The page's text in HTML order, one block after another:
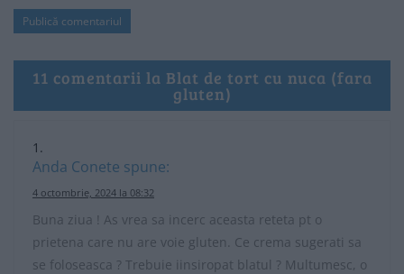
11 comentarii la Blat de tort cu nuca (fara
gluten)
Anda Conete spune:
4 octombrie, 2024 la 08:32
Buna ziua ! As vrea sa incerc aceasta reteta pt o
prietena care nu are voie gluten. Ce crema sugerati sa
se foloseasca ? Trebuie iinsiropat blatul ? Multumesc, o